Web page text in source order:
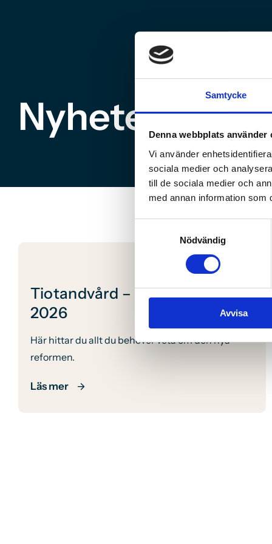
Samtycke
Denna webbplats använder
Vi använder
sociala medier och
till de sociala medier och
med annan information som
Nödvändig
Avvisa
Nyheter
Tiotandvård – Nya regler från
2026
Här hittar du allt du behöver veta om den nya
reformen.
Läs mer